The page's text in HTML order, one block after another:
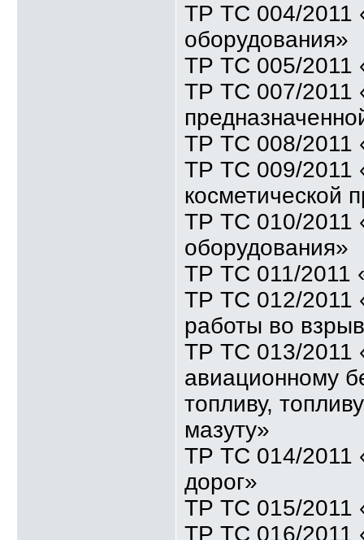
ТР ТС 004/2011
оборудования»
ТР ТС 005/2011
ТР ТС 007/2011
ТР ТС 008/2011
ТР ТС 009/2011
косметической
ТР ТС 010/2011
оборудования»
ТР ТС 011/2011
ТР ТС 012/2011
работы во
ТР ТС 013/2011
авиационному
топливу,
мазуту»
ТР ТС 014/2011
дорог»
ТР ТС 015/2011
ТР ТС 016/2011